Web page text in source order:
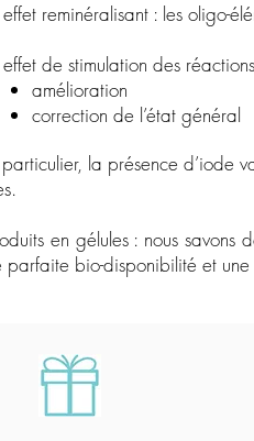
reminéralisant : les oligo-
de stimulation des
amélioration
correction de l’état général
la présence d’iode va
en gélules : nous savons
parfaite bio-disponibilité et une